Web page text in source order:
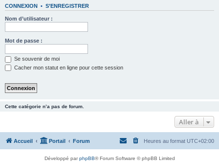
e
CONNEXION • S’ENREGISTRER
Nom d’utilisateur :
Mot de passe :
Se souvenir de moi
Cacher mon statut en ligne pour cette session
Cette catégorie n’a pas de forum.
Aller à
Accueil Portail Forum Heures au format UTC+02:00
Développé parphpBB® Forum Software © phpBB Limited